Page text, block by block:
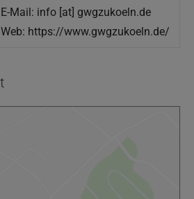
E-Mail: info [at] gwgzukoeln.de
Web: https://www.gwgzukoeln.de/